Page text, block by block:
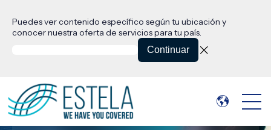
Puedes ver contenido específico según tu ubicación y
conocer nuestra oferta de servicios para tu país.
Continuar